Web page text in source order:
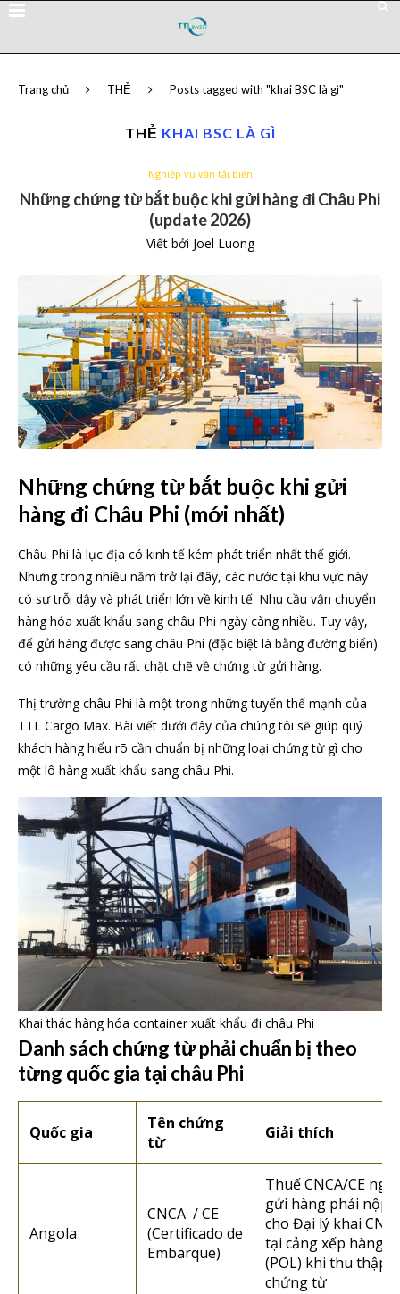
Trang chủ THẺ Posts tagged with "khai BSC là gì"
THẺ KHAI BSC LÀ GÌ
Nghiệp vụ vận tải biển
Những chứng từ bắt buộc khi gửi hàng đi Châu Phi
(update 2026)
Viết bởi Joel Luong
Những chứng từ bắt buộc khi gửi
hàng đi Châu Phi (mới nhất)
Châu Phi là lục địa có kinh tế kém phát triển nhất thế giới.
Nhưng trong nhiều năm trở lại đây, các nước tại khu vực này
có sự trỗi dậy và phát triển lớn về kinh tế. Nhu cầu vận chuyển
hàng hóa xuất khẩu sang châu Phi ngày càng nhiều. Tuy vậy,
để gửi hàng được sang châu Phi (đặc biệt là bằng đường biển)
có những yêu cầu rất chặt chẽ về chứng từ gửi hàng.
Thị trường châu Phi là một trong những tuyến thế mạnh của
TTL Cargo Max. Bài viết dưới đây của chúng tôi sẽ giúp quý
khách hàng hiểu rõ cần chuẩn bị những loại chứng từ gì cho
một lô hàng xuất khẩu sang châu Phi.
Khai thác hàng hóa container xuất khẩu đi châu Phi
Danh sách chứng từ phải chuẩn bị theo
từng quốc gia tại châu Phi
Quốc gia
Tên chứng
từ
Giải thích
Angola
CNCA / CE
(Certificado de
Embarque)
Thuế CNCA/CE
gửi hàng phải nộp
cho Đại lý khai
tại cảng xếp hàng
(POL) khi thu thập
chứng từ